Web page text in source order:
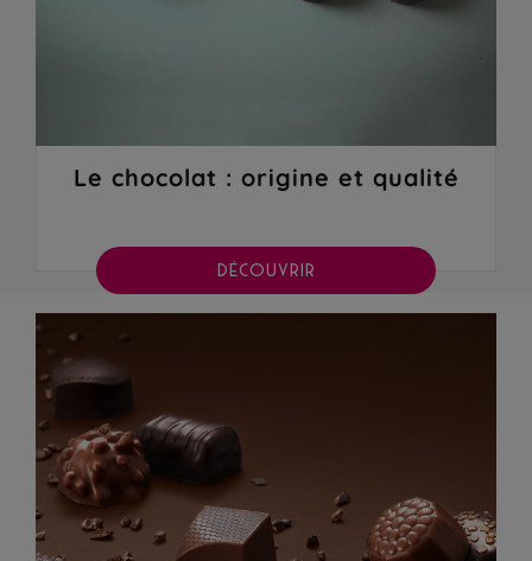
Le chocolat : origine et qualité
DÉCOUVRIR